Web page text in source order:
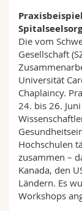
Die vom
Gesellschaft
Universität
Chaplaincy.
24. bis 26.
Hochschulen
zusammen –
Kanada, den
Ländern. Es
Workshops